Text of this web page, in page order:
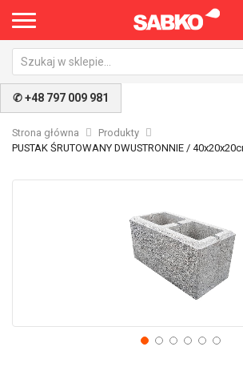
✆ +48 797 009 981
Strona główna
Produkty
PUSTAK ŚRUTOWANY DWUSTRONNIE /